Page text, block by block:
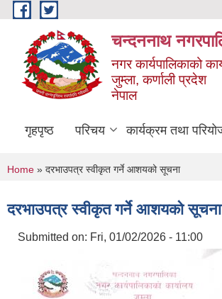
Skip to main content
चन्दननाथ
नगर कार्यपालिकाको
जुम्ला, कर्णाली प्रदेश
नेपाल
गृहपृष्ठ परिचय कार्यक्रम तथा
You are here
Home » दरभाउपत्र स्वीकृत गर्ने आशयको सूचना
दरभाउपत्र स्वीकृत गर्ने आशयको सूचना
Submitted on: Fri, 01/02/2026 - 11:00